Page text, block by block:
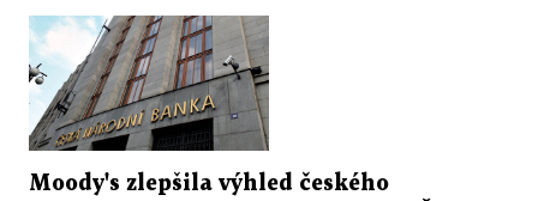
Moody's zlepšila výhled českého